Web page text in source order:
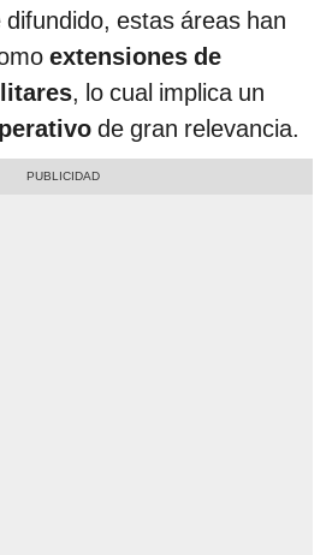
estas áreas han
extensiones de
, lo cual implica un
de gran relevancia.